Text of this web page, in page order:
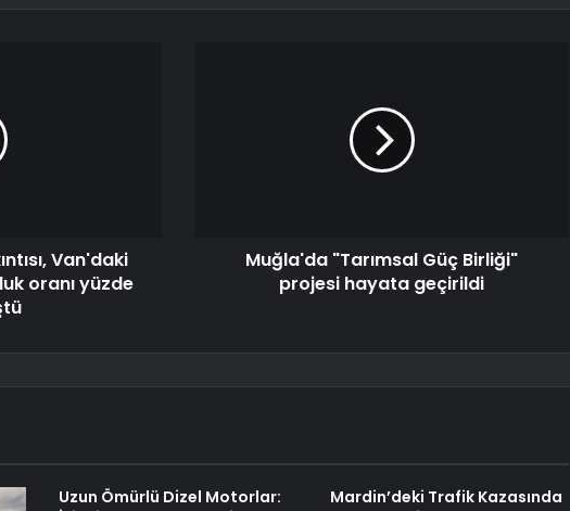
Van'daki
oranı yüzde
Muğla'da "Tarımsal Güç Birliği"
projesi hayata geçirildi
Uzun Ömürlü Dizel Motorlar:
Mardin’deki Trafik Kazasında